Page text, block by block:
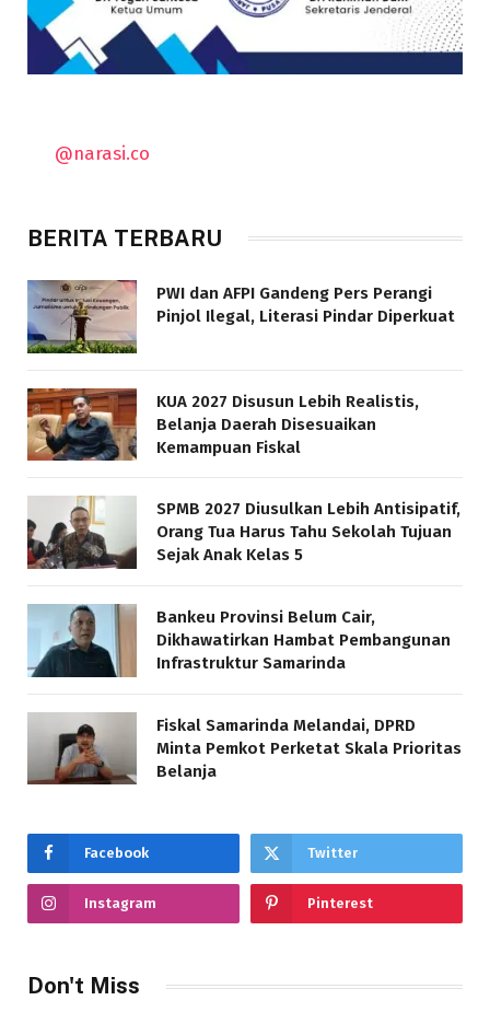
@narasi.co
BERITA TERBARU
PWI dan AFPI Gandeng Pers Perangi
Pinjol Ilegal, Literasi Pindar Diperkuat
KUA 2027 Disusun Lebih Realistis,
Belanja Daerah Disesuaikan
Kemampuan Fiskal
SPMB 2027 Diusulkan Lebih Antisipatif,
Orang Tua Harus Tahu Sekolah Tujuan
Sejak Anak Kelas 5
Bankeu Provinsi Belum Cair,
Dikhawatirkan Hambat Pembangunan
Infrastruktur Samarinda
Fiskal Samarinda Melandai, DPRD
Minta Pemkot Perketat Skala Prioritas
Belanja
Facebook Twitter
Instagram Pinterest
Don't Miss